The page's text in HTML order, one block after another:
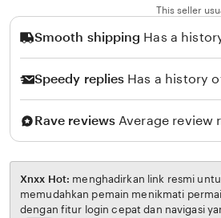
This seller
Smooth shipping Has a
Speedy replies Has a history
Rave reviews Average review
Xnxx Hot:
memudahkan pemain menikmati permainan BOKEP dengan aman dan transparan, lengkap
dengan fitur login cepat dan navigasi yang ramah pengguna. Setiap